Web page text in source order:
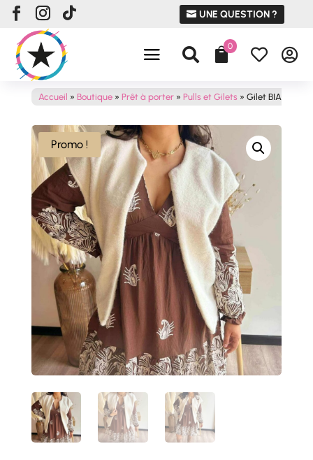
UNE QUESTION ?
 0  
Accueil » Boutique» Prêt à porter» Pulls et Gilets» Gilet BIANCA
Promo !